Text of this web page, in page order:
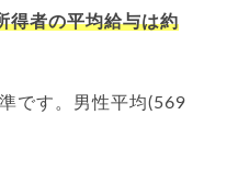
得者の平均給与は約
です。男性平均(569